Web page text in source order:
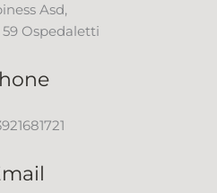
Asd,
Ospedaletti